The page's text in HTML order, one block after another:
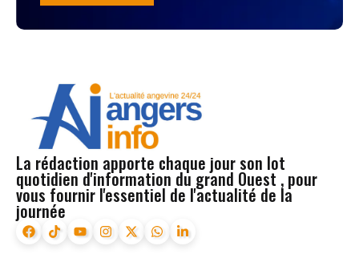
La rédaction apporte chaque jour son lot
quotidien d'information du grand Ouest , pour
vous fournir l'essentiel de l'actualité de la
journée